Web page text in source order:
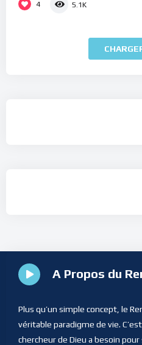
4 5.1K
A Propos du
Plus qu’un simple concept, le
véritable paradigme de vie.
chercheur de Dieu a besoin